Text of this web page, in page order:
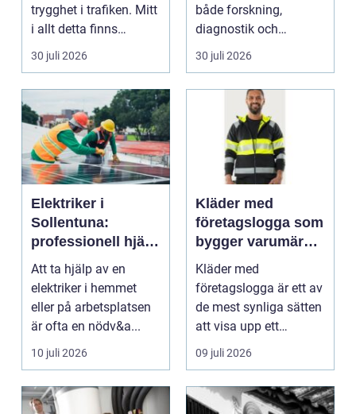
trygghet i trafiken. Mitt
i allt detta finns
riskutbild...
30 juli 2026
både forskning,
diagnostik och
veterinärmedicin. När
blod...
30 juli 2026
Elektriker i
Sollentuna:
professionell hjälp
när du behöver det
Att ta hjälp av en
elektriker i hemmet
eller på arbetsplatsen
är ofta en nödv&a...
10 juli 2026
Kläder med
företagslogga som
bygger varumärke
i vardagen
Kläder med
företagslogga är ett av
de mest synliga sätten
att visa upp ett
varum...
09 juli 2026